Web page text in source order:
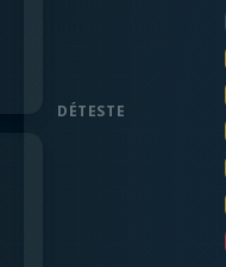
DÉTESTE